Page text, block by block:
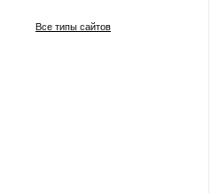
Все типы сайтов